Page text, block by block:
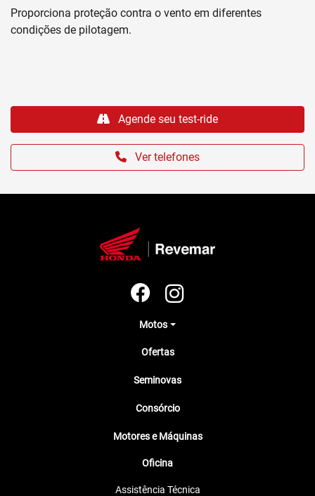
Proporciona proteção contra o vento em diferentes
condições de pilotagem.
Ver telefones
Agende seu test-ride
Motos
Ofertas
Seminovas
Consórcio
Motores e Máquinas
Oficina
Assistência Técnica